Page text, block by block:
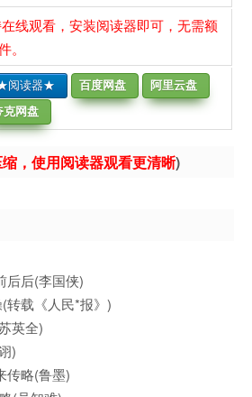
线观看，安装阅读器即可，无需额
。
阅读器★ 百度网盘
阿里云盘
克网盘
，使用阅读器观看更清晰)
后后(李国侠)
(转载《人民*报》)
英全)
)
传略(鲁墨)